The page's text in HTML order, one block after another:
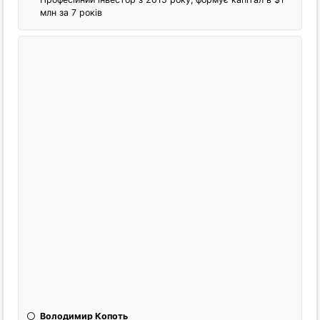
млн за 7 років
Володимир Копоть